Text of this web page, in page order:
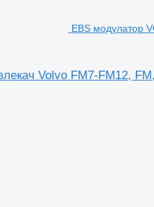
EBS модулатор
Volvo FM7-FM12,